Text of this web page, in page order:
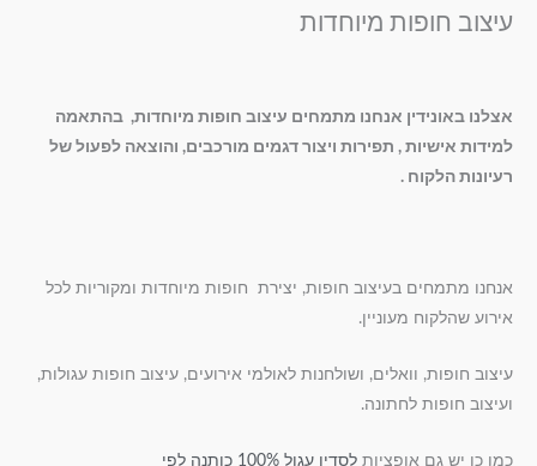
עיצוב חופות מיוחדות
אצלנו באונידין אנחנו מתמחים עיצוב חופות מיוחדות, בהתאמה
למידות אישיות , תפירות ויצור דגמים מורכבים, והוצאה לפעול של
רעיונות הלקוח .
אנחנו מתמחים בעיצוב חופות, יצירת חופות מיוחדות ומקוריות לכל
אירוע שהלקוח מעוניין.
עיצוב חופות, וואלים, ושולחנות לאולמי אירועים, עיצוב חופות עגולות,
ועיצוב חופות לחתונה.
כמו כן יש גם אופציות
לסדין עגול 100% כותנה לפי